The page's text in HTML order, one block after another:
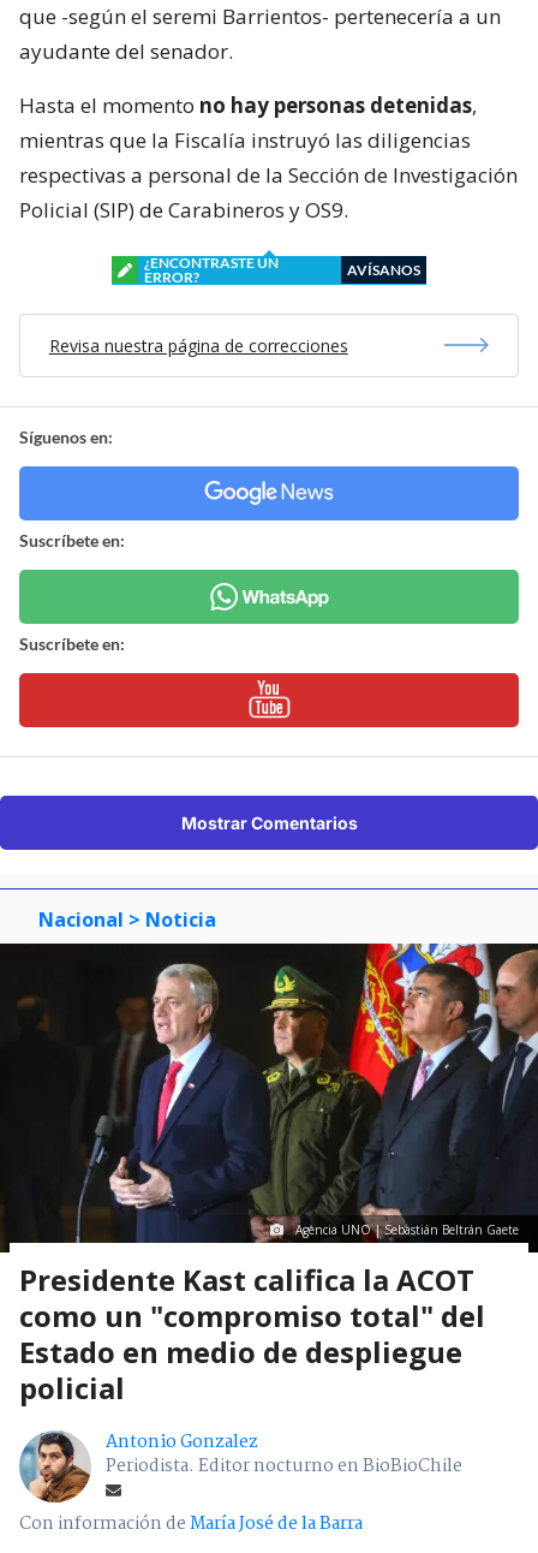
que -según el seremi Barrientos- pertenecería a un
ayudante del senador.
Hasta el momento no hay personas detenidas,
mientras que la Fiscalía instruyó las diligencias
respectivas a personal de la Sección de Investigación
Policial (SIP) de Carabineros y OS9.
¿ENCONTRASTE UN
ERROR?
AVÍSANOS
Revisa nuestra página de correcciones
Síguenos en:
Suscríbete en:
Suscríbete en:
Mostrar Comentarios
Nacional > Noticia
Agencia UNO | Sebastián Beltrán Gaete
Presidente Kast califica la ACOT
como un "compromiso total" del
Estado en medio de despliegue
policial
Antonio Gonzalez
Periodista. Editor nocturno en BioBioChile
Con información deMaría José de la Barra